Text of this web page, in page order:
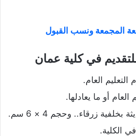
المجمعة ونسب القبول
في كلية عمان
العام.
أو ما يعادلها.
الكلية.